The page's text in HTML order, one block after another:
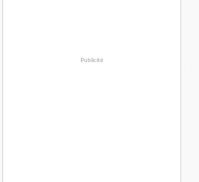
Publicité